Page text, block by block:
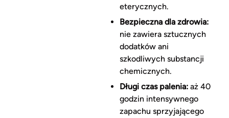
eterycznych.
Bezpieczna dla zdrowia:
nie zawiera sztucznych
dodatków ani
szkodliwych substancji
chemicznych.
Długi czas palenia:aż 40
godzin intensywnego
zapachu sprzyjającego